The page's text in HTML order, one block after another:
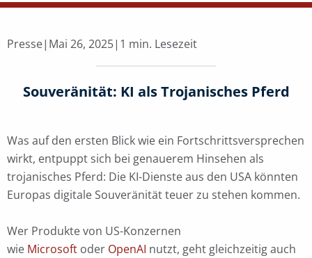
Presse| Mai 26, 2025| 1 min. Lesezeit
Souveränität: KI als Trojanisches Pferd
Was auf den ersten Blick wie ein Fortschrittsversprechen
wirkt, entpuppt sich bei genauerem Hinsehen als
trojanisches Pferd: Die KI-Dienste aus den USA könnten
Europas digitale Souveränität teuer zu stehen kommen.
Wer Produkte von US-Konzernen
wie Microsoft oder OpenAI nutzt, geht gleichzeitig auch